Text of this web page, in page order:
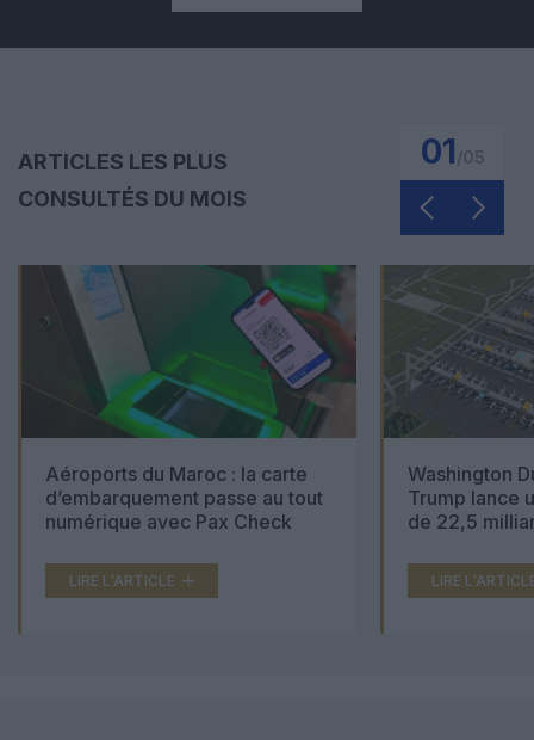
ARTICLES LES PLUS
CONSULTÉS DU MOIS
01
Aéroports du Maroc : la carte
d’embarquement passe au tout
numérique avec Pax Check
LIRE L'ARTICLE
Washington
Trump lance
de 22,5
LIRE